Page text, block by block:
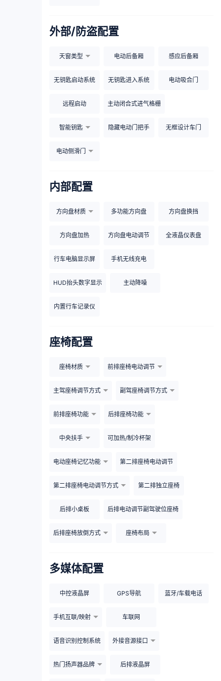
外部/防盗配置
天窗类型 电动后备厢 感应后备厢
无钥匙启动系统 无钥匙进入系统 电动吸合门
远程启动 主动闭合式进气格栅
智能钥匙 隐藏电动门把手 无框设计车门
电动侧滑门
内部配置
方向盘材质 多功能方向盘 方向盘换挡
方向盘加热 方向盘电动调节 全液晶仪表盘
行车电脑显示屏 手机无线充电
HUD抬头数字显示 主动降噪
内置行车记录仪
座椅配置
座椅材质 前排座椅电动调节
主驾座椅调节方式 副驾座椅调节方式
前排座椅功能 后排座椅功能
中央扶手 可加热/制冷杯架
电动座椅记忆功能 第二排座椅电动调节
第二排座椅电动调节方式 第二排独立座椅
后排小桌板 后排电动调节副驾驶位座椅
后排座椅放倒方式 座椅布局
多媒体配置
中控液晶屏 GPS导航 蓝牙/车载电话
手机互联/映射 车联网
语音识别控制系统 外接音源接口
热门扬声器品牌 后排液晶屏